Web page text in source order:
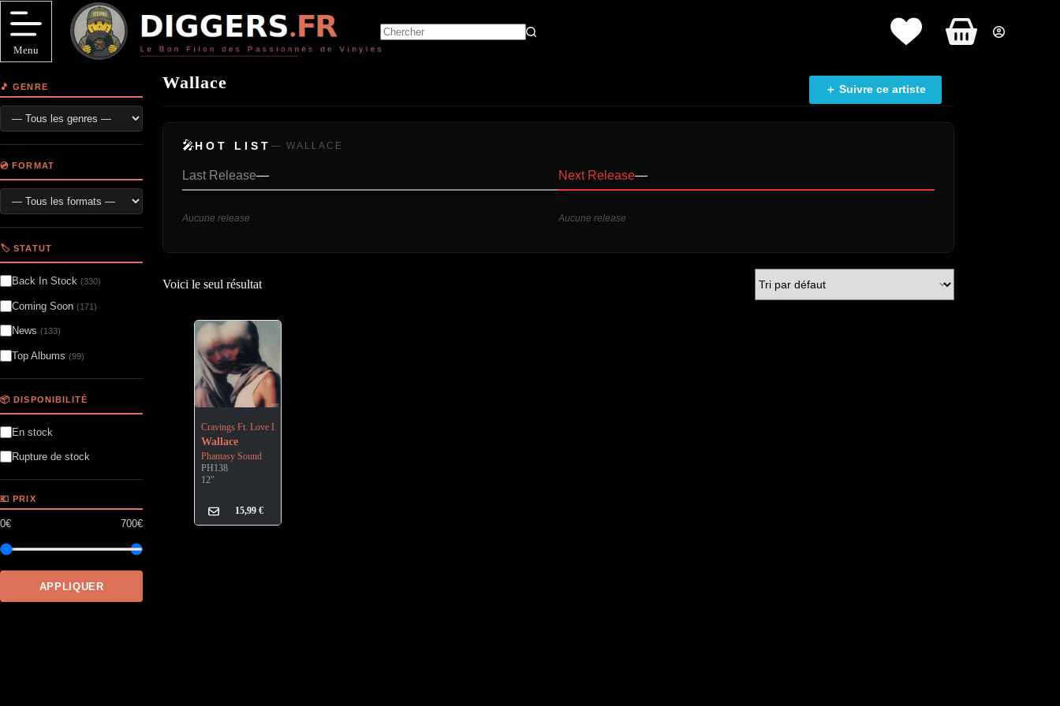
Passer
au
contenu
Menu
Panier
Wallace ＋ Suivre ce artiste
🎤HOT LIST — WALLACE
Last Release—
Aucune release
Next Release—
Aucune release
Voici le seul résultat
Cravings Ft. Love Letters
Wallace
Phantasy Sound
PH138
12"
15,99€
🎵 GENRE
💿 FORMAT
🏷️ STATUT
Back In Stock (330)
Coming Soon (171)
News (133)
Top Albums (99)
📦 DISPONIBILITÉ
En stock
Rupture de stock
💶 PRIX
0€ 700€
APPLIQUER